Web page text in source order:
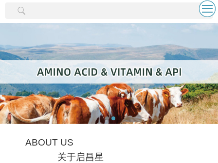
关于启昌星
ABOUT US